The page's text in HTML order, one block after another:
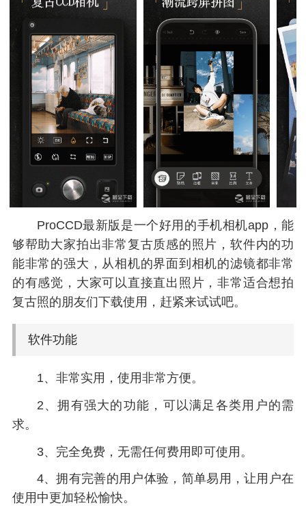
ProCCD最新版是一个好用的手机相机app，能
够帮助大家拍出非常复古质感的照片，软件内的功
能非常的强大，从相机的界面到相机的滤镜都非常
的有感觉，大家可以直接直出照片，非常适合想拍
复古照的朋友们下载使用，赶紧来试试吧。
软件功能
1、非常实用，使用非常方便。
2、拥有强大的功能，可以满足各类用户的需
求。
3、完全免费，无需任何费用即可使用。
4、拥有完善的用户体验，简单易用，让用户在
使用中更加轻松愉快。